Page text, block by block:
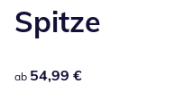
Spitze
54,99 €
ab 54,99 €